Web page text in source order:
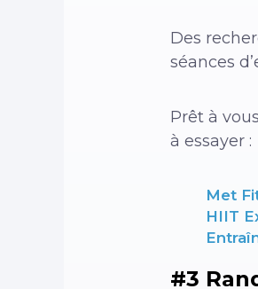
Des
séances
Prêt à
à essayer :
Met
HIIT
#3